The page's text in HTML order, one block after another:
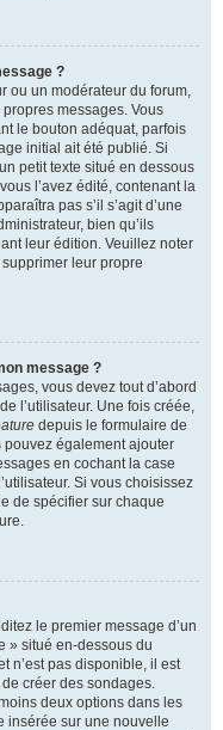
?
ou un modérateur du forum,
messages. Vous
le bouton adéquat, parfois
initial ait été publié. Si
petit texte situé en dessous
l’avez édité, contenant la
pas s’il s’agit d’une
bien qu’ils
leur édition. Veuillez noter
leur propre
message ?
vous devez tout d’abord
l’utilisateur. Une fois créée,
depuis le formulaire de
pouvez également ajouter
en cochant la case
Si vous choisissez
de spécifier sur chaque
le premier message d’un
» situé en-dessous du
n’est pas disponible, il est
créer des sondages.
deux options dans les
insérée sur une nouvelle